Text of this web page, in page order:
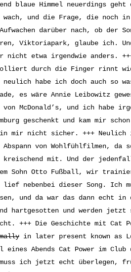
blaue Himmel neuerdings
und die Frage, die noch in
darüber nach, ob der
Viktoriapark, glaube ich.
nicht etwa irgendwie anders.
durch die Finger rinnt
habe ich doch auch so
es wäre Annie Leibowitz
McDonald’s, und ich habe
geschenkt und kam mir
mir nicht sicher. +++ Neulich
von Wohlfühlfilmen, da
mit. Und der
Sohn Otto Fußball, wir
lief nebenbei dieser Song.
und da war das dann echt
hartgesotten und werden jetzt
+++ Die Geschichte mit Cat
in later present known as
eines Abends Cat Power im
ich jetzt echt überlegen,